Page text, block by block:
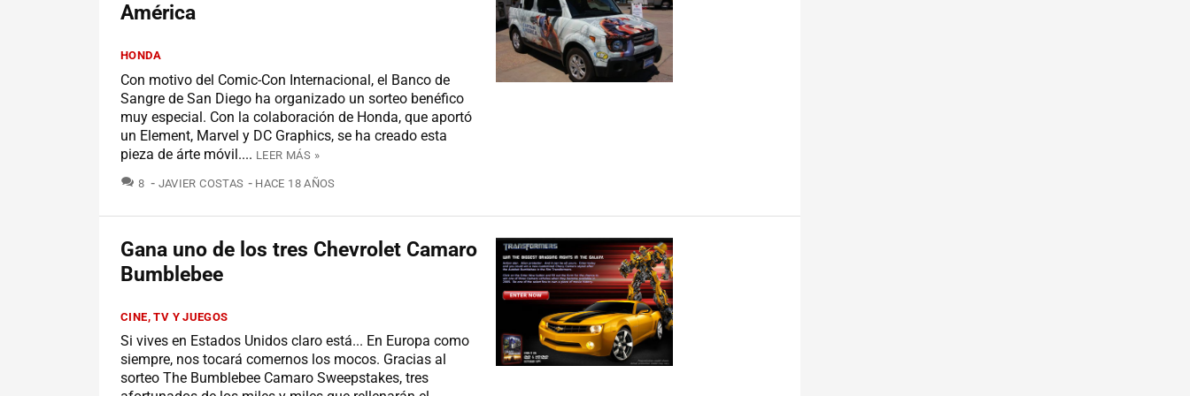
América
HONDA
Con motivo del Comic-Con Internacional, el Banco de
Sangre de San Diego ha organizado un sorteo benéfico
muy especial. Con la colaboración de Honda, que aportó
un Element, Marvel y DC Graphics, se ha creado esta
pieza de árte móvil.... LEER MÁS »
8 COMENTARIOS
JAVIER COSTAS HACE 18 AÑOS
Gana uno de los tres Chevrolet Camaro
Bumblebee
CINE, TV Y JUEGOS
Si vives en Estados Unidos claro está... En Europa como
siempre, nos tocará comernos los mocos. Gracias al
sorteo The Bumblebee Camaro Sweepstakes, tres